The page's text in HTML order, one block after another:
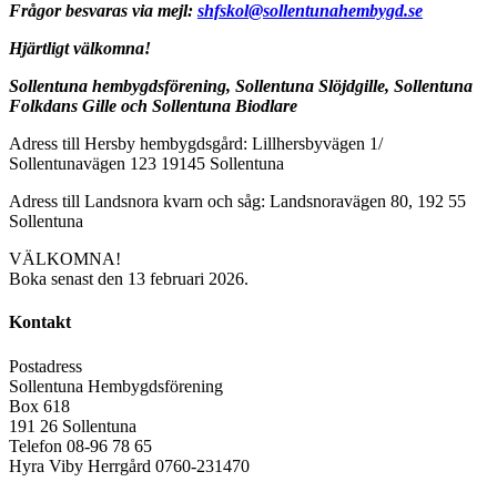
Frågor besvaras via mejl: shfskol@sollentunahembygd.se
Hjärtligt välkomna!
Sollentuna hembygdsförening, Sollentuna Slöjdgille, Sollentuna
Folkdans Gille och Sollentuna Biodlare
Adress till Hersby hembygdsgård: Lillhersbyvägen 1/
Sollentunavägen 123 19145 Sollentuna
Adress till Landsnora kvarn och såg: Landsnoravägen 80, 192 55
Sollentuna
VÄLKOMNA!
Boka senast den 13 februari 2026.
Kontakt
Postadress
Sollentuna Hembygdsförening
Box 618
191 26 Sollentuna
Telefon 08-96 78 65
Hyra Viby Herrgård 0760-231470